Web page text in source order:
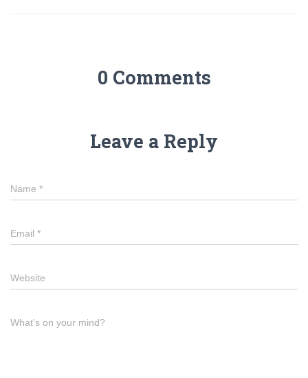
0 Comments
Leave a Reply
Name *
Email *
Website
What's on your mind?